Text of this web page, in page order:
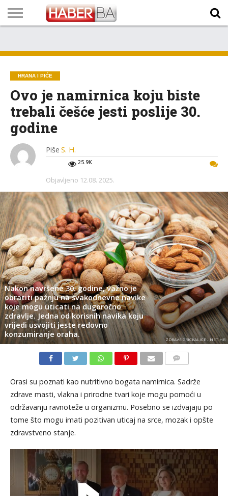
TECH
PROGRAM
PROGNOZA
PUTEVIMA
LISTA
NAMA
HRANA I PIĆE
Ovo je namirnica koju biste
trebali češće jesti poslije 30.
godine
Piše S. H.
25.9K
Objavljeno 12.08. 2025.
Nakon navršene 30. godine, važno je
obratiti pažnju na svakodnevne navike
koje mogu uticati na dugoročno
zdravlje. Jedna od korisnih navika koju
vrijedi usvojiti jeste redovno
konzumiranje oraha.
ZDRAVE GRICKALICE - NET.HR
Orasi su poznati kao nutritivno bogata namirnica. Sadrže
zdrave masti, vlakna i prirodne tvari koje mogu pomoći u
održavanju ravnoteže u organizmu. Posebno se izdvajaju po
tome što mogu imati pozitivan uticaj na srce, mozak i opšte
zdravstveno stanje.